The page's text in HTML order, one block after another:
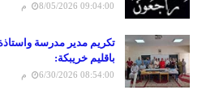
8/05/2026 09:04:00 م
تكريم مدير مدرسة
باقليم خريبكة:
6/30/2026 08:54:00 م